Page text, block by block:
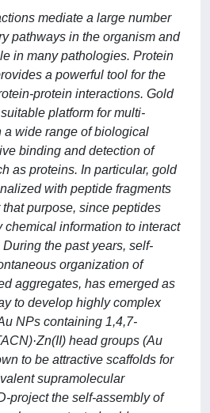
mediate a large number
pathways in the organism and
in many pathologies. Protein
a powerful tool for the
protein interactions. Gold
platform for multi-
wide range of biological
binding and detection of
as proteins. In particular, gold
with peptide fragments
purpose, since peptides
chemical information to interact
the past years, self-
organization of
aggregates, has emerged as
to develop highly complex
NPs containing 1,4,7-
head groups (Au
to be attractive scaffolds for
supramolecular
project the self-assembly of